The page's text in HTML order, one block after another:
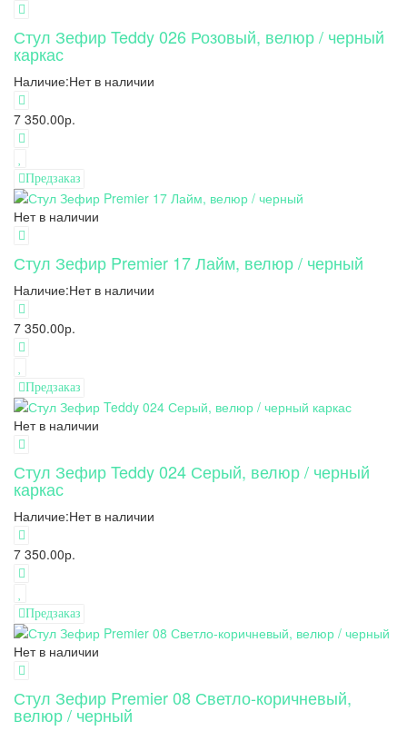
Стул Зефир Teddy 026 Розовый, велюр / черный
каркас
Наличие:Нет в наличии
7 350.00р.
Предзаказ
Нет в наличии
Стул Зефир Premier 17 Лайм, велюр / черный
Наличие:Нет в наличии
7 350.00р.
Предзаказ
Нет в наличии
Стул Зефир Teddy 024 Серый, велюр / черный
каркас
Наличие:Нет в наличии
7 350.00р.
Предзаказ
Нет в наличии
Стул Зефир Premier 08 Светло-коричневый,
велюр / черный